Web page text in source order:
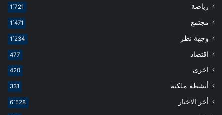
رياضة 1٬721
مجتمع 1٬471
وجهة نظر 1٬234
اقتصاد 477
اخرى 420
أنشطة ملكية 331
أخر الاخبار 6٬528